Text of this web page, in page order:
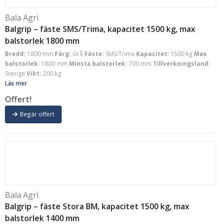
Bala Agri
Balgrip – fäste SMS/Trima, kapacitet 1500 kg, max
balstorlek 1800 mm
Bredd: 1800 mm Färg: Grå Fäste: SMS/Trima Kapacitet: 1500 kg Max
balstorlek: 1800 mm Minsta balstorlek: 700 mm Tillverkningsland:
Sverige Vikt: 200 kg
Läs mer
Offert!
Begär offert
Bala Agri
Balgrip – fäste Stora BM, kapacitet 1500 kg, max
balstorlek 1400 mm